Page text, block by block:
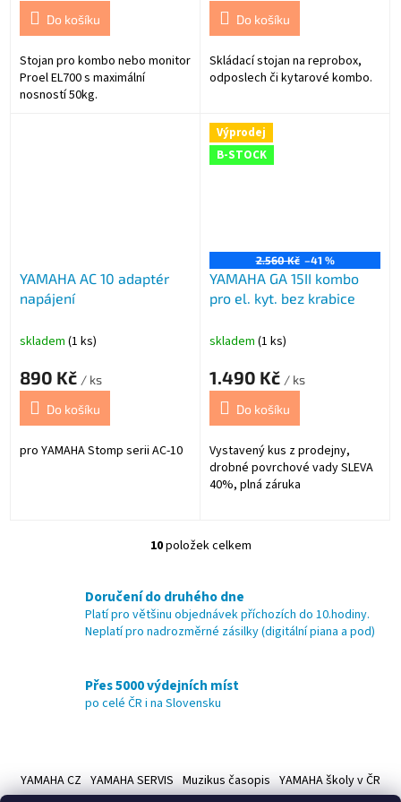
Do košíku
Stojan pro kombo nebo monitor
Proel EL700 s maximální
nosností 50kg.
Do košíku
Skládací stojan na reprobox,
odposlech či kytarové kombo.
YAMAHA AC 10 adaptér
napájení
skladem (1 ks)
890 Kč / ks
Do košíku
pro YAMAHA Stomp serii AC-10
Výprodej
B-STOCK
2.560 Kč –41 %
YAMAHA GA 15II kombo
pro el. kyt. bez krabice
skladem (1 ks)
1.490 Kč / ks
Do košíku
Vystavený kus z prodejny,
drobné povrchové vady SLEVA
40%, plná záruka
O
l
á
d
a
p
r
v
ý
10položek celkem
Doručení do druhého dne
Platí pro většinu objednávek příchozích do 10.hodiny.
Neplatí pro nadrozměrné zásilky (digitální piana a pod)
Přes 5000 výdejních míst
po celé ČR i na Slovensku
p
YAMAHA CZ YAMAHA SERVIS Muzikus časopis YAMAHA školy v ČR